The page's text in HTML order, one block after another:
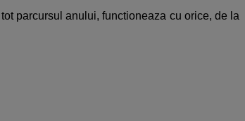
parcursul anului, functioneaza cu orice, de la